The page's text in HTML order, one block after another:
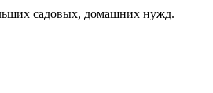
садовых, домашних нужд.